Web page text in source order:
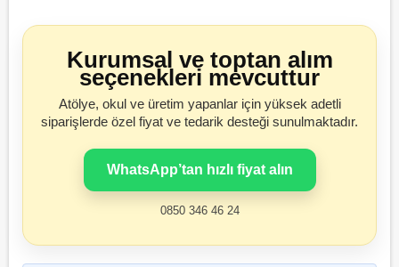
Kurumsal ve toptan alım
seçenekleri mevcuttur
Atölye, okul ve üretim yapanlar için yüksek adetli
siparişlerde özel fiyat ve tedarik desteği sunulmaktadır.
WhatsApp’tan hızlı fiyat alın
0850 346 46 24